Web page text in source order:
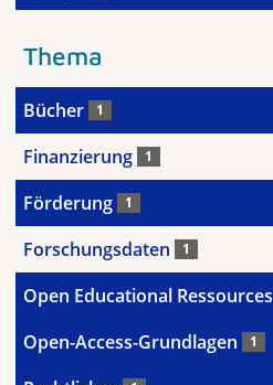
Thema
Bücher 1
Finanzierung 1
Förderung 1
Forschungsdaten 1
Open Educational Ressources
Open-Access-Grundlagen 1